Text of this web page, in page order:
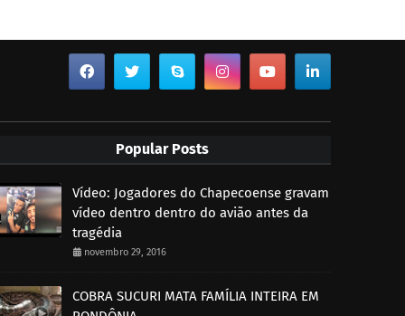
Popular Posts
Vídeo: Jogadores do Chapecoense gravam
vídeo dentro dentro do avião antes da
tragédia
novembro 29, 2016
COBRA SUCURI MATA FAMÍLIA INTEIRA EM